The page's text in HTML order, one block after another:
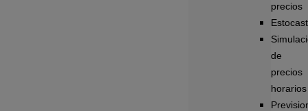
precios
de
precios
horarios